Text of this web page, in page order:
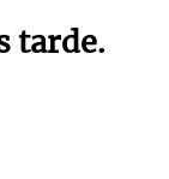
tarde.